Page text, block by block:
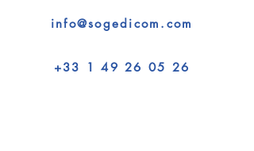
info@sogedicom.com
+33 1 49 26 05 26